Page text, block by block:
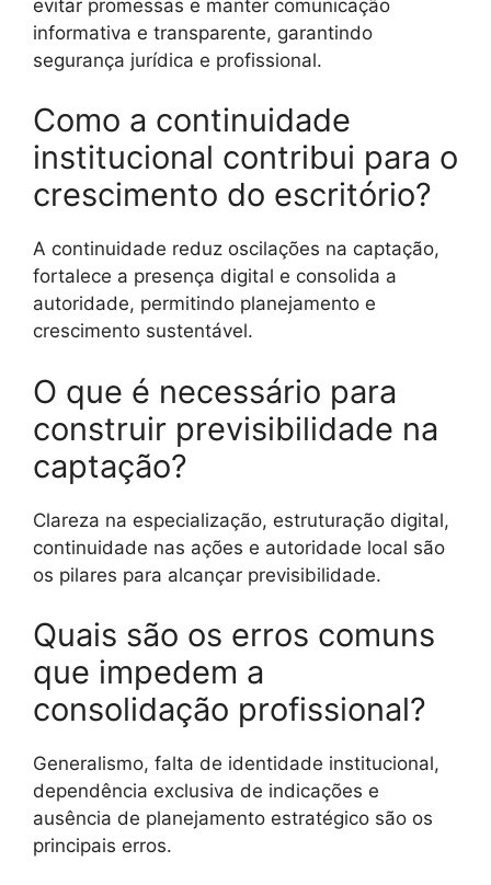
evitar promessas e manter comunicação
informativa e transparente, garantindo
segurança jurídica e profissional.
Como a continuidade
institucional contribui para o
crescimento do escritório?
A continuidade reduz oscilações na captação,
fortalece a presença digital e consolida a
autoridade, permitindo planejamento e
crescimento sustentável.
O que é necessário para
construir previsibilidade na
captação?
Clareza na especialização, estruturação digital,
continuidade nas ações e autoridade local são
os pilares para alcançar previsibilidade.
Quais são os erros comuns
que impedem a
consolidação profissional?
Generalismo, falta de identidade institucional,
dependência exclusiva de indicações e
ausência de planejamento estratégico são os
principais erros.